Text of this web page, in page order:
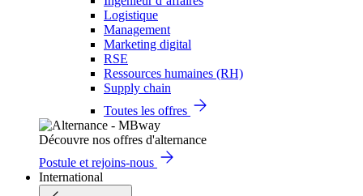
Logistique
Management
Marketing digital
RSE
Ressources humaines (RH)
Supply chain
Toutes les offres
Découvre nos offres d'alternance
Postule et rejoins-nous
International